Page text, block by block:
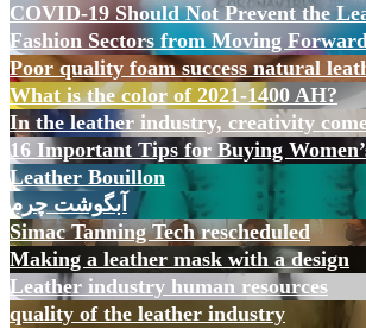
COVID-19 Should Not Prevent the
Fashion Sectors from Moving
Poor quality foam success natural
What is the color of 2021-1400 AH?
In the leather industry, creativity
16 Important Tips for Buying
Leather Bouillon
آبگوشت چرم
Simac Tanning Tech rescheduled
Making a leather mask with a design
Leather industry human resources
quality of the leather industry